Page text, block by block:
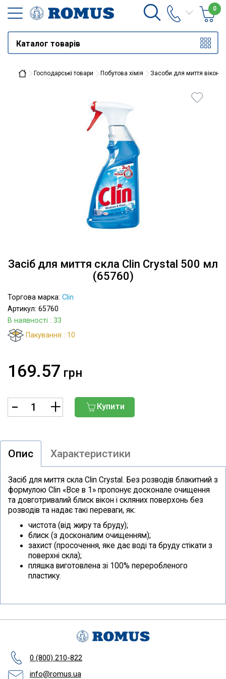
0
Каталог товарів
Господарські товари Побутова хімія Засоби для миття вікон і
Засіб для миття скла Clin Crystal 500 мл
(65760)
Торгова марка: Clin
Артикул: 65760
В наявності : 33
Пакування : 10
169.57 грн
Купити
Опис Характеристики
Засіб для миття скла Clin Crystal. Без розводів блакитний з
формулою Clin «Все в 1» пропонує досконале очищення
та довготривалий блиск вікон і скляних поверхонь без
розводів та надає такі переваги, як:
чистота (від жиру та бруду);
блиск (з досконалим очищенням);
захист (просочення, яке дає воді та бруду стікати з
поверхні скла);
пляшка виготовлена зі 100% переробленого
пластику.
0 (800) 210-822
info@romus.ua